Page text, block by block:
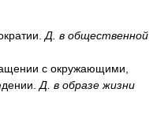
Д. в общественной
с окружающими,
Д. в образе жизни